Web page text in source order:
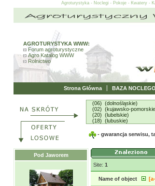
Agroturystyka - Noclegi - Pokoje - Kwatery -
AGROTURYSTYKA WWW:
Forum agroturystyczne
Agro Katalog WWW
Rolnictwo
Strona Główna BAZA
(06) (dolnośląskie)
(02) (kujawsko-
(20) (lubelskie)
(18) (lubuskie)
- gwarancja serwisu,
Pod Jaworem
Site: 1
Name of object